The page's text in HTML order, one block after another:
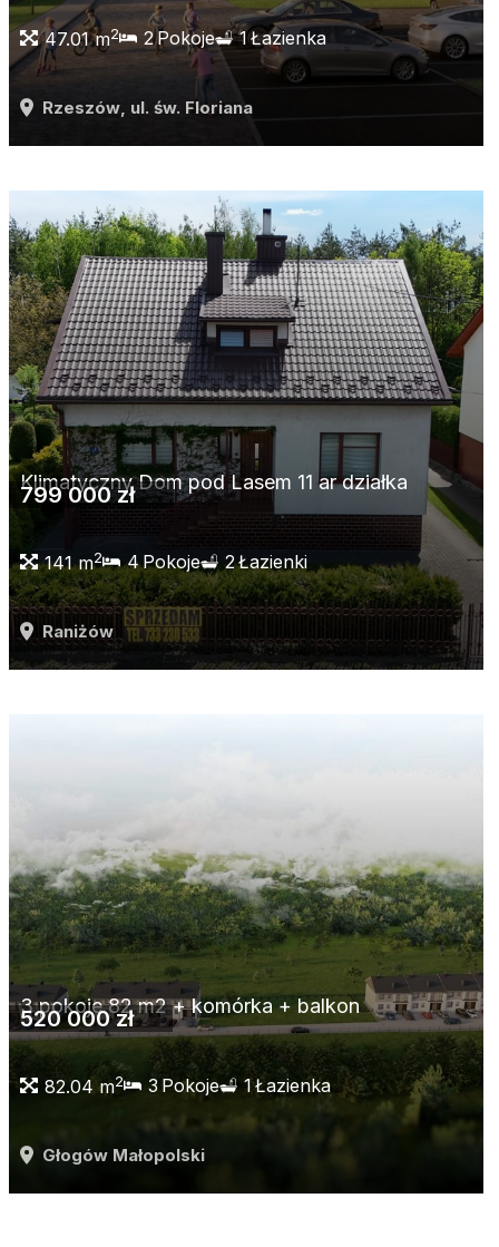
47.01 m2 2Pokoje 1Łazienka
Rzeszów , ul. św. Floriana
Klimatyczny Dom pod Lasem 11 ar działka
799 000 zł
141 m2 4 Pokoje 2Łazienki
Raniżów
3 pokoje 82 m2 + komórka + balkon
520 000 zł
82.04 m2 3 Pokoje 1 Łazienka
Głogów Małopolski